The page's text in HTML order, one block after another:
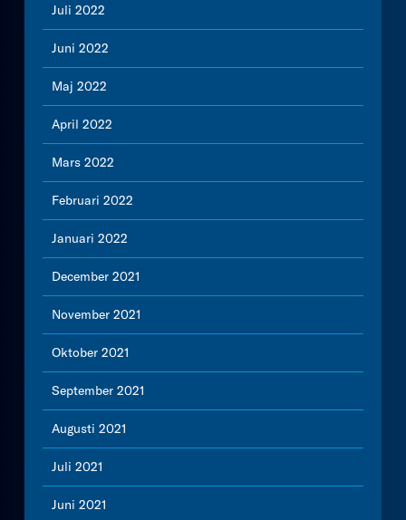
Juli 2022
Juni 2022
Maj 2022
April 2022
Mars 2022
Februari 2022
Januari 2022
December 2021
November 2021
Oktober 2021
September 2021
Augusti 2021
Juli 2021
Juni 2021